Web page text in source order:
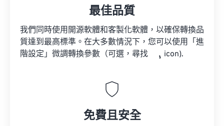
最佳品質
我們同時使用開源軟體和客製化軟體，以確保轉換品
質達到最高標準。在大多數情況下，您可以使用「進
階設定」微調轉換參數（可選，尋找
icon).
免費且安全